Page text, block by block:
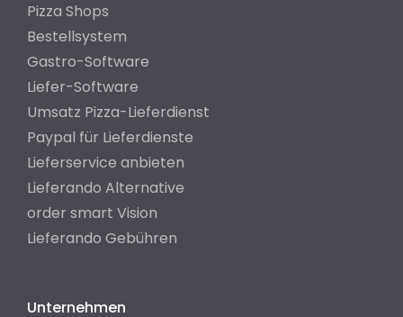
Pizza Shops
Bestellsystem
Gastro-Software
Liefer-Software
Umsatz Pizza-Lieferdienst
Paypal für Lieferdienste
Lieferservice anbieten
Lieferando Alternative
order smart Vision
Lieferando Gebühren
Unternehmen